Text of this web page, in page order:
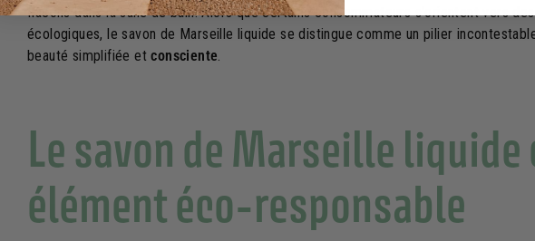
flacons dans la salle de bain. Alors que certains consommateurs s'orientent vers
écologiques, le savon de Marseille liquide se distingue comme un pilier
beauté simplifiée etconsciente.
Le savon de Marseille liquide
élément éco-responsable